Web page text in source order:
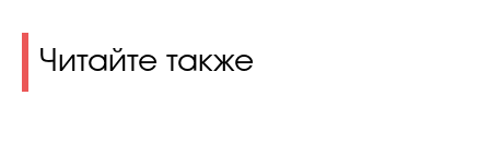
Читайте также